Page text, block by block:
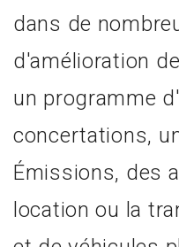
dans de
d'amélioration
un programme
concertations,
Émissions, des
location ou la